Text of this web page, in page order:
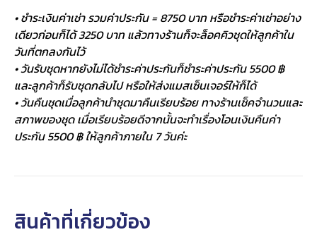
• ชำระเงินค่าเช่า รวมค่าประกัน = 8750 บาท หรือชำระค่าเช่าอย่าง
เดียวก่อนก็ได้ 3250 บาท แล้วทางร้านก็จะล็อคคิวชุดให้ลูกค้าใน
วันที่ตกลงกันไว้
• วันรับชุดหากยังไม่ได้ชำระค่าประกันก็ชำระค่าประกัน 5500 ฿
และลูกค้าก็รับชุดกลับไป หรือให้ส่งแมสเซ็นเจอร์ให้ก็ได้
• วันคืนชุดเมื่อลูกค้านำชุดมาคืนเรียบร้อย ทางร้านเช็คจำนวนและ
สภาพของชุด เมื่อเรียบร้อยดีจากนั้นจะทำเรื่องโอนเงินคืนค่า
ประกัน 5500 ฿ ให้ลูกค้าภายใน 7 วันค่ะ
สินค้าที่เกี่ยวข้อง